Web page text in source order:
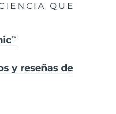
QUE
TM
y reseñas de